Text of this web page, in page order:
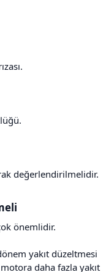
değerlendirilmelidir.
önemlidir.
yakıt düzeltmesi
daha fazla yakıt